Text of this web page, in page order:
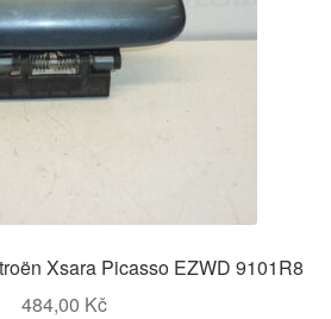
Xsara Picasso EZWD 9101R8
484,00 Kč